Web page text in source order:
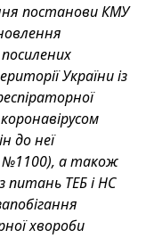
постанови КМУ
України із
до неї
№1100), а також
питань ТЕБ і НС
хвороби